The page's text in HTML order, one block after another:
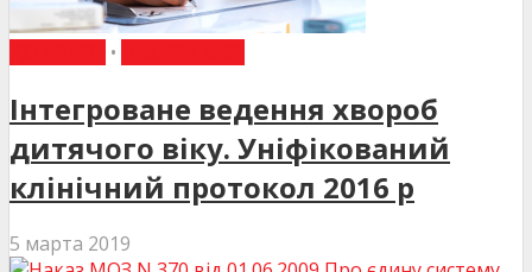
•
Інтегроване ведення хвороб
дитячого віку. Уніфікований
клінічний протокол 2016 р
5 марта 2019